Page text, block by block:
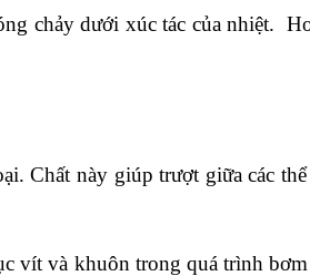
chảy dưới xúc tác của nhiệt.
Chất này giúp trượt giữa các
vít và khuôn trong quá trình